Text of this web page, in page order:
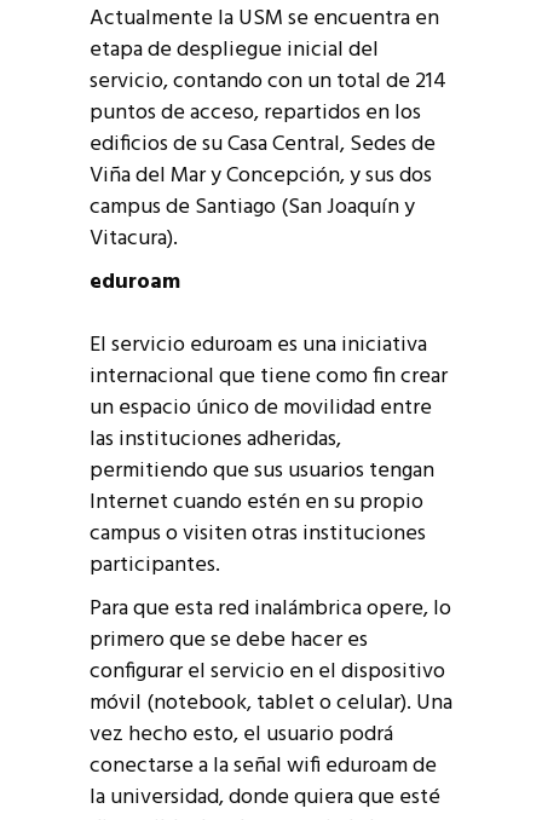
Actualmente la USM se encuentra en
etapa de despliegue inicial del
servicio, contando con un total de 214
puntos de acceso, repartidos en los
edificios de su Casa Central, Sedes de
Viña del Mar y Concepción, y sus dos
campus de Santiago (San Joaquín y
Vitacura).
eduroam
El servicio eduroam es una iniciativa
internacional que tiene como fin crear
un espacio único de movilidad entre
las instituciones adheridas,
permitiendo que sus usuarios tengan
Internet cuando estén en su propio
campus o visiten otras instituciones
participantes.
Para que esta red inalámbrica opere, lo
primero que se debe hacer es
configurar el servicio en el dispositivo
móvil (notebook, tablet o celular). Una
vez hecho esto, el usuario podrá
conectarse a la señal wifi eduroam de
la universidad, donde quiera que esté